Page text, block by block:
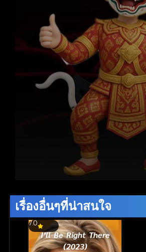
เรื่องอื่นๆที่น่าสนใจ
7.0
I’ll Be Right There
(2023)